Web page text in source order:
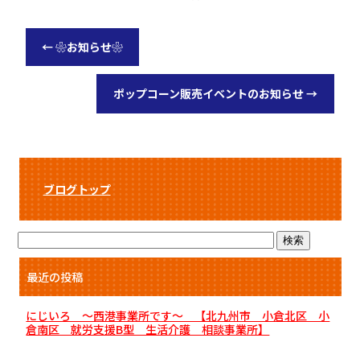
←❀お知らせ❀
ポップコーン販売イベントのお知らせ→
ブログトップ
最近の投稿
にじいろ ～西港事業所です～ 【北九州市 小倉北区 小
倉南区 就労支援B型 生活介護 相談事業所】